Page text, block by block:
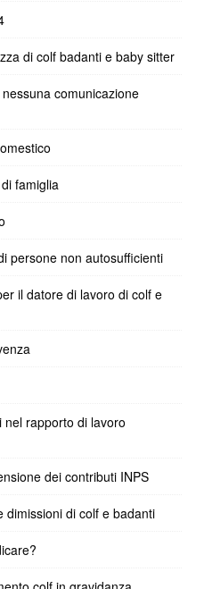
di colf badanti e baby sitter
comunicazione
famiglia
persone non autosufficienti
il datore di lavoro di colf e
rapporto di lavoro
dei contributi INPS
dimissioni di colf e badanti